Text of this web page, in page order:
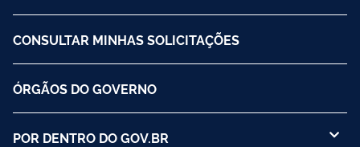
CONSULTAR MINHAS SOLICITAÇÕES
ÓRGÃOS DO GOVERNO
POR DENTRO DO GOV.BR